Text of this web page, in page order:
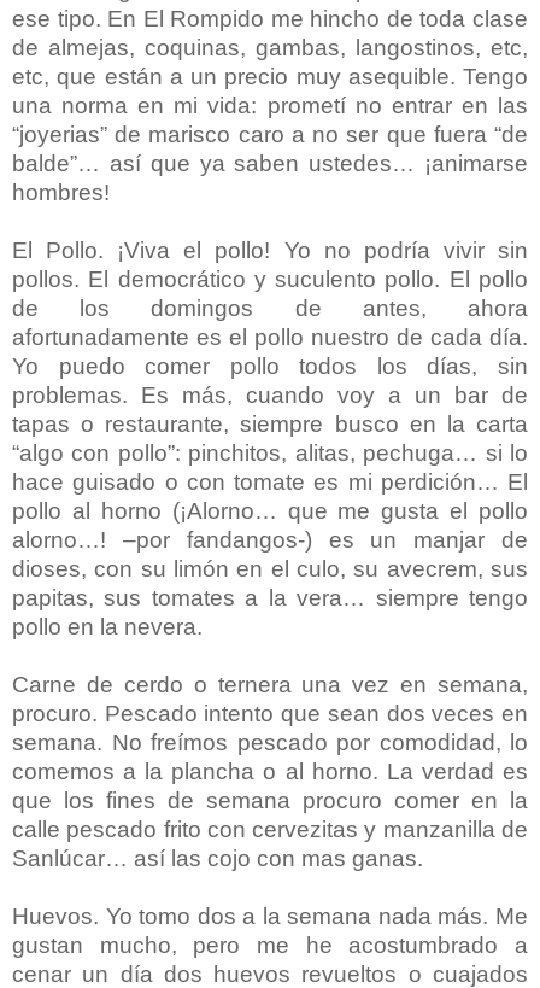
ese tipo. En El Rompido me hincho de toda clase
de almejas, coquinas, gambas, langostinos, etc,
etc, que están a un precio muy asequible. Tengo
una norma en mi vida: prometí no entrar en las
“joyerias” de marisco caro a no ser que fuera “de
balde”… así que ya saben ustedes… ¡animarse
hombres!
El Pollo. ¡Viva el pollo! Yo no podría vivir sin
pollos. El democrático y suculento pollo. El pollo
de los domingos de antes, ahora
afortunadamente es el pollo nuestro de cada día.
Yo puedo comer pollo todos los días, sin
problemas. Es más, cuando voy a un bar de
tapas o restaurante, siempre busco en la carta
“algo con pollo”: pinchitos, alitas, pechuga… si lo
hace guisado o con tomate es mi perdición… El
pollo al horno (¡Alorno… que me gusta el pollo
alorno…! –por fandangos-) es un manjar de
dioses, con su limón en el culo, su avecrem, sus
papitas, sus tomates a la vera… siempre tengo
pollo en la nevera.
Carne de cerdo o ternera una vez en semana,
procuro. Pescado intento que sean dos veces en
semana. No freímos pescado por comodidad, lo
comemos a la plancha o al horno. La verdad es
que los fines de semana procuro comer en la
calle pescado frito con cervezitas y manzanilla de
Sanlúcar… así las cojo con mas ganas.
Huevos. Yo tomo dos a la semana nada más. Me
gustan mucho, pero me he acostumbrado a
cenar un día dos huevos revueltos o cuajados